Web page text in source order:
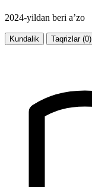
2024-yildan beri a’zo
Kundalik Taqrizlar (0)